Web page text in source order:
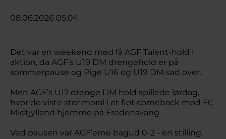
08.06.2026 05:04
Det var en weekend med få AGF Talent-hold i
aktion, da AGF’s U19 DM drengehold er på
sommerpause og Pige U16 og U19 DM sad over.
Men AGF’s U17 drenge DM hold spillede lørdag,
hvor de viste stor moral i et flot comeback mod FC
Midtjylland hjemme på Fredensvang.
Ved pausen var AGF’erne bagud 0-2 - en stilling,